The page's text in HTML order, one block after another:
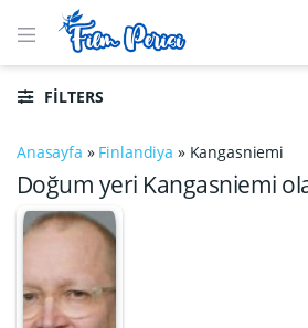
FILTERS
Anasayfa » Finlandiya » Kangasniemi
Doğum yeri Kangasniemi